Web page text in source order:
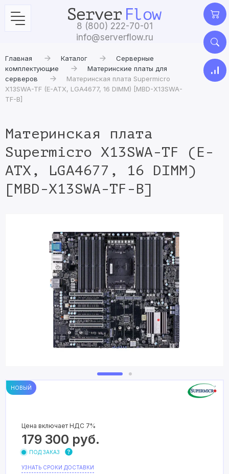
8 (800) 222-70-01
info@serverflow.ru
Главная Каталог
Серверные
комплектующие
Материнские платы для
серверов
Материнская плата Supermicro
X13SWA-TF (E-ATX, LGA4677, 16 DIMM) [MBD-X13SWA-
TF-B]
Материнская плата
Supermicro X13SWA-TF (E-
ATX, LGA4677, 16 DIMM)
[MBD-X13SWA-TF-B]
НОВЫЙ
Цена включает НДС 7%
179 300 руб.
ПОД ЗАКАЗ
УЗНАТЬ СРОКИ ДОСТАВКИ